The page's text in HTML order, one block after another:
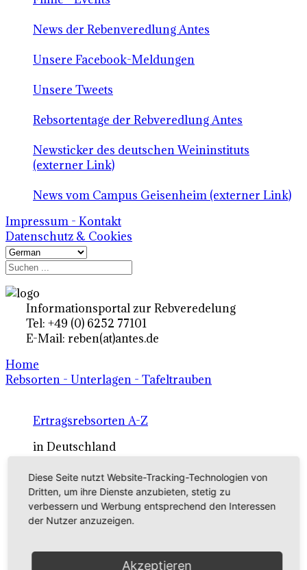
News der Rebenveredlung Antes
Unsere Facebook-Meldungen
Unsere Tweets
Rebsortentage der Rebveredlung Antes
Newsticker des deutschen Weininstituts
(externer Link)
News vom Campus Geisenheim (externer Link)
Impressum - Kontakt
Datenschutz & Cookies
Informationsportal zur Rebveredelung
Tel: +49 (0) 6252 77101
E-Mail: reben(at)antes.de
Home
Rebsorten - Unterlagen - Tafeltrauben
Ertragsrebsorten A-Z
in Deutschland
Rebsorten international
externe Links
Tafeltraubensorten
Diese Seite nutzt Website-Tracking-Technologien von
Dritten, um ihre Dienste anzubieten, stetig zu
verbessern und Werbung entsprechend den Interessen
der Nutzer anzuzeigen.
Akzeptieren